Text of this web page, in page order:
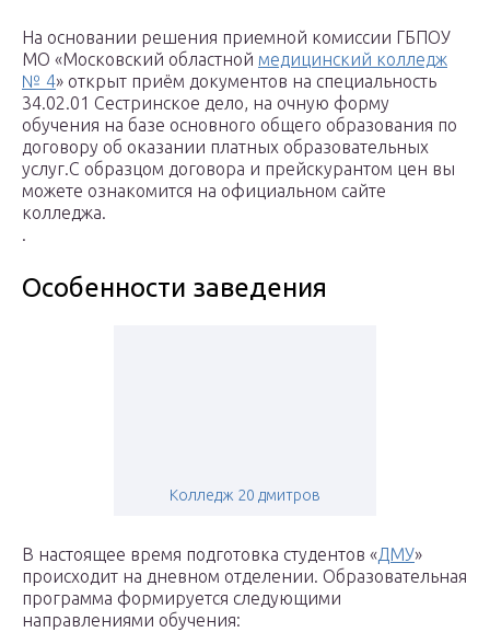
На основании решения приемной комиссии ГБПОУ
МО «Московский областной медицинский колледж
№ 4» открыт приём документов на специальность
34.02.01 Сестринское дело, на очную форму
обучения на базе основного общего образования по
договору об оказании платных образовательных
услуг.С образцом договора и прейскурантом цен вы
можете ознакомится на официальном сайте
колледжа.
.
Особенности заведения
Колледж 20 дмитров
В настоящее время подготовка студентов «ДМУ»
происходит на дневном отделении. Образовательная
программа формируется следующими
направлениями обучения: